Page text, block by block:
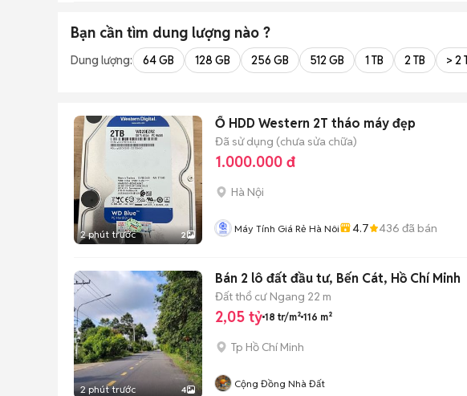
Bạn cần tìm dung lượng nào ?
Dung lượng: 64 GB 128 GB 256 GB 512 GB 1 TB 2 TB > 2
2 phút trước 2
Ổ HDD Western 2T tháo máy đẹp
Đã sử dụng (chưa sửa chữa)
1.000.000 đ
Hà Nội
Máy Tính Giá Rẻ Hà Nôi 4.7 436 đã bán
2 phút trước 4
Bán 2 lô đất đầu tư, Bến Cát, Hồ Chí Minh
Đất thổ cư Ngang 22 m
2,05 tỷ 18 tr/m² 116 m²
Tp Hồ Chí Minh
Cộng Đồng Nhà Đất